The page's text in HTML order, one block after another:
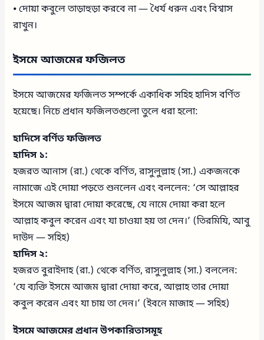
⦁ দোয়া কবুলে তাড়াহুড়া করবে না — ধৈর্য ধরুন এবং বিশ্বাস
রাখুন।
ইসমে আজমের ফজিলত
ইসমে আজমের ফজিলত সম্পর্কে একাধিক সহিহ হাদিস বর্ণিত
হয়েছে। নিচে প্রধান ফজিলতগুলো তুলে ধরা হলো:
হাদিসে বর্ণিত ফজিলত
হাদিস ১:
হজরত আনাস (রা.) থেকে বর্ণিত, রাসুলুল্লাহ (সা.) একজনকে
নামাজে এই দোয়া পড়তে শুনলেন এবং বললেন: ‘সে আল্লাহর
ইসমে আজম দ্বারা দোয়া করেছে, যে নামে দোয়া করা হলে
আল্লাহ কবুল করেন এবং যা চাওয়া হয় তা দেন।’ (তিরমিযি, আবু
দাউদ — সহিহ)
হাদিস ২:
হজরত বুরাইদাহ (রা.) থেকে বর্ণিত, রাসুলুল্লাহ (সা.) বললেন:
‘যে ব্যক্তি ইসমে আজম দ্বারা দোয়া করে, আল্লাহ তার দোয়া
কবুল করেন এবং যা চায় তা দেন।’ (ইবনে মাজাহ — সহিহ)
ইসমে আজমের প্রধান উপকারিতাসমূহ